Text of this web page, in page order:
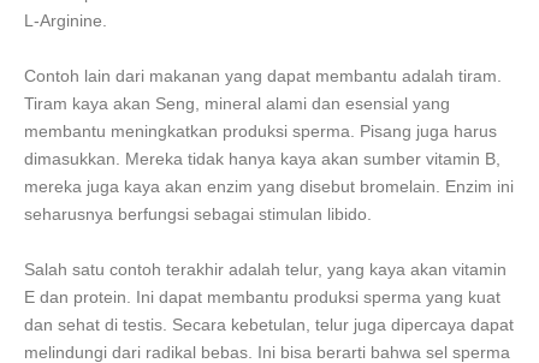
L-Arginine.
Contoh lain dari makanan yang dapat membantu adalah tiram.
Tiram kaya akan Seng, mineral alami dan esensial yang
membantu meningkatkan produksi sperma. Pisang juga harus
dimasukkan. Mereka tidak hanya kaya akan sumber vitamin B,
mereka juga kaya akan enzim yang disebut bromelain. Enzim ini
seharusnya berfungsi sebagai stimulan libido.
Salah satu contoh terakhir adalah telur, yang kaya akan vitamin
E dan protein. Ini dapat membantu produksi sperma yang kuat
dan sehat di testis. Secara kebetulan, telur juga dipercaya dapat
melindungi dari radikal bebas. Ini bisa berarti bahwa sel sperma